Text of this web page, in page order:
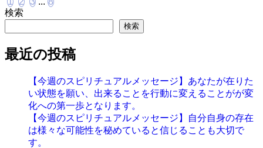
検索
検索
最近の投稿
【今週のスピリチュアルメッセージ】あなたが在りた
い状態を願い、出来ることを行動に変えることがが変
化への第一歩となります。
【今週のスピリチュアルメッセージ】自分自身の存在
は様々な可能性を秘めていると信じることも大切で
す。